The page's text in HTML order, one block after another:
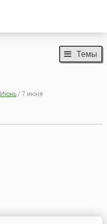
Темы
Июнь/ 7 июня